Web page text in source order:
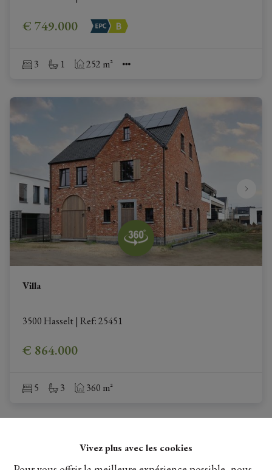
Vivez plus avec les cookies
€ 749.000
3 1 252 m²
Villa
3500 Hasselt | Ref: 25451
€ 864.000
5 3 360 m²